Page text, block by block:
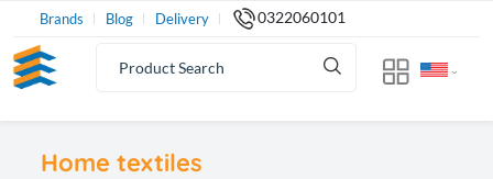
Brands Blog Delivery 0322060101
Home textiles